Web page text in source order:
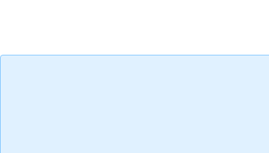
Voeg opmerking toe